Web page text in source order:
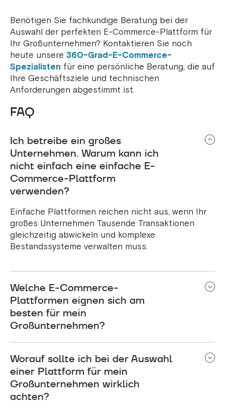
Benötigen Sie fachkundige Beratung bei der
Auswahl der perfekten E-Commerce-Plattform für
Ihr Großunternehmen? Kontaktieren Sie noch
heute unsere 360-Grad-E-Commerce-
Spezialisten für eine persönliche Beratung, die auf
Ihre Geschäftsziele und technischen
Anforderungen abgestimmt ist.
FAQ
Ich betreibe ein großes
Unternehmen. Warum kann ich
nicht einfach eine einfache E-
Commerce-Plattform
verwenden?
Einfache Plattformen reichen nicht aus, wenn Ihr
großes Unternehmen Tausende Transaktionen
gleichzeitig abwickeln und komplexe
Bestandssysteme verwalten muss.
Welche E-Commerce-
Plattformen eignen sich am
besten für mein
Großunternehmen?
Bereich: Shopware 6, Shopify Plus, Magento
Commerce, BigCommerce Enterprise und
Salesforce Commerce Cloud. Jeder hat seine
Stärken; Shopware 6 beispielsweise ist sehr
Worauf sollte ich bei der Auswahl
einer Plattform für mein
Großunternehmen wirklich
achten?